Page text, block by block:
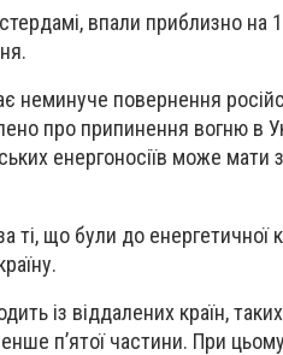
впали приблизно на
неминуче повернення
про припинення вогню в
енергоносіїв може мати
ті, що були до енергетичної
із віддалених країн,
п’ятої частини. При